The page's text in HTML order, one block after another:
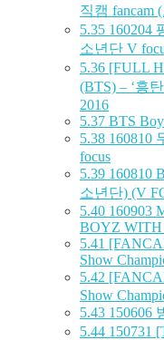
직캠 fancam
5.35 160204
소년단 V
5.36 [FULL
(BTS) – ‘흥
2016
5.37 BTS
5.38 160810
focus
5.39 160810
소년단) (V
5.40 160903
BOYZ WITH
5.41
Show
5.42
Show
5.43 150606
5.44 150731